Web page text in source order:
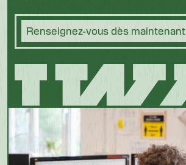
Renseignez-vous dès maintenant